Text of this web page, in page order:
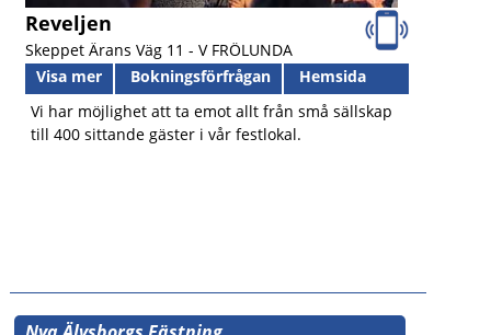
Reveljen
Skeppet Ärans Väg 11 - V FRÖLUNDA
Visa mer
Bokningsförfrågan
Hemsida
Vi har möjlighet att ta emot allt från små sällskap
till 400 sittande gäster i vår festlokal.